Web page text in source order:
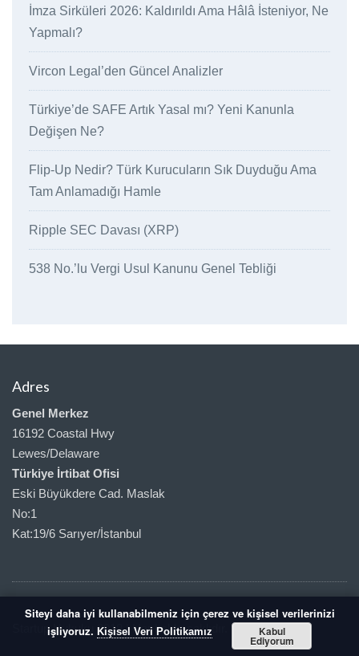
İmza Sirküleri 2026: Kaldırıldı Ama Hâlâ İsteniyor, Ne
Yapmalı?
Vircon Legal’den Güncel Analizler
Türkiye’de SAFE Artık Yasal mı? Yeni Kanunla
Değişen Ne?
Flip-Up Nedir? Türk Kurucuların Sık Duyduğu Ama
Tam Anlamadığı Hamle
Ripple SEC Davası (XRP)
538 No.’lu Vergi Usul Kanunu Genel Tebliği
Adres
Genel Merkez
16192 Coastal Hwy
Lewes/Delaware
Türkiye İrtibat Ofisi
Eski Büyükdere Cad. Maslak
No:1
Kat:19/6 Sarıyer/İstanbul
Startup Hukuku 2018 | Her hakkı saklıdır.
Siteyi daha iyi kullanabilmeniz için çerez ve kişisel verilerinizi
işliyoruz. Kişisel Veri Politikamız Kabul
Ediyorum